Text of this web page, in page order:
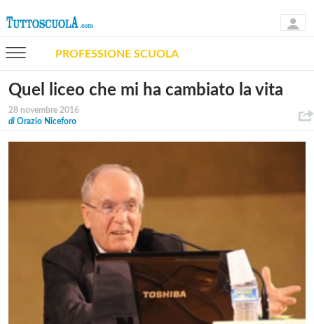
PROFESSIONE SCUOLA
Quel liceo che mi ha cambiato la vita
28 novembre 2016
di Orazio Niceforo